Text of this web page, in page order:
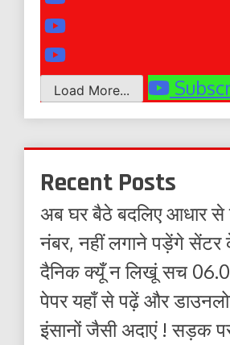
Load More...
Recent Posts
अब घर बैठे बदलिए आधार से
नंबर, नहीं लगाने पड़ेंगे
दैनिक क्यूँ न लिखूं सच
पेपर यहाँ से पढ़ें और
इंसानों जैसी अदाएं ! सड़क